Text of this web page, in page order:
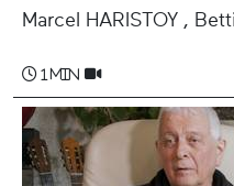
Marcel HARISTOY ,
1 min